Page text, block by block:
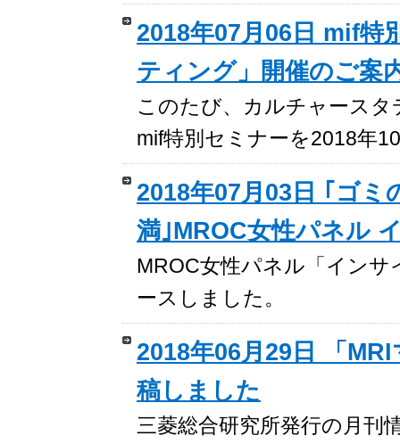
2018年07月06日 mif特
ティング」開催のご案
このたび、カルチャース
mif特別セミナーを2018年
2018年07月03日 ｢ゴミ
満｣MROC女性パネル
MROC女性パネル「インサ
ースしました。
2018年06月29日 「
稿しました
三菱総合研究所発行の月刊